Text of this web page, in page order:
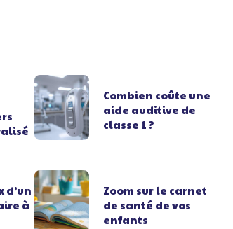
Combien coûte une
aide auditive de
classe 1 ?
d’un
à
Zoom sur le carnet
de santé de vos
enfants